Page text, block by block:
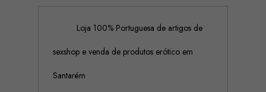
Loja 100% Portuguesa de artigos de
sexshop e venda de produtos erótico em
Santarém